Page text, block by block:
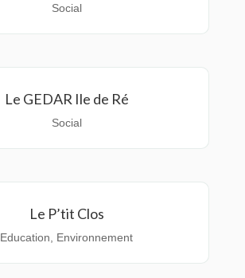
Social
Le GEDAR Ile de Ré
Social
Le P’tit Clos
Education Environnement